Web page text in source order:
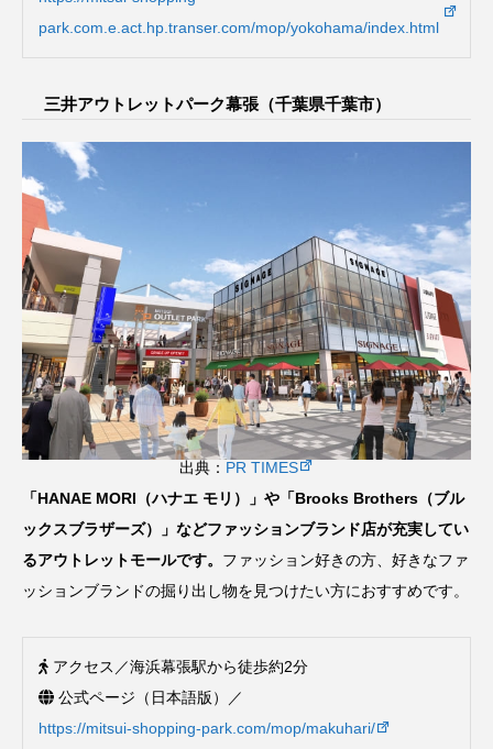
park.com.e.act.hp.transer.com/mop/yokohama/index.html
三井アウトレットパーク幕張（千葉県千葉市）
出典： PR TIMES
「HANAE MORI（ハナエ モリ）」や「Brooks Brothers（ブル
ックスブラザーズ）」などファッションブランド店が充実してい
るアウトレットモールです。 ファッション好きの方、好きなファ
ッションブランドの掘り出し物を見つけたい方におすすめです。
アクセス／海浜幕張駅から徒歩約2分
公式ページ（日本語版）／
https://mitsui-shopping-park.com/mop/makuhari/